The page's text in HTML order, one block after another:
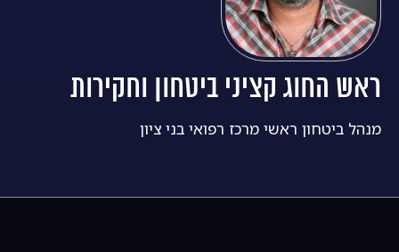
ראש החוג קציני ביטחון וחקירות
מנהל ביטחון ראשי מרכז רפואי בני ציון